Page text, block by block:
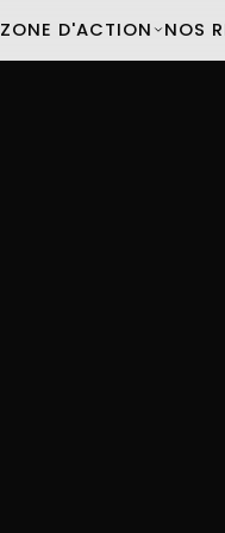
ZONE D'ACTION NOS